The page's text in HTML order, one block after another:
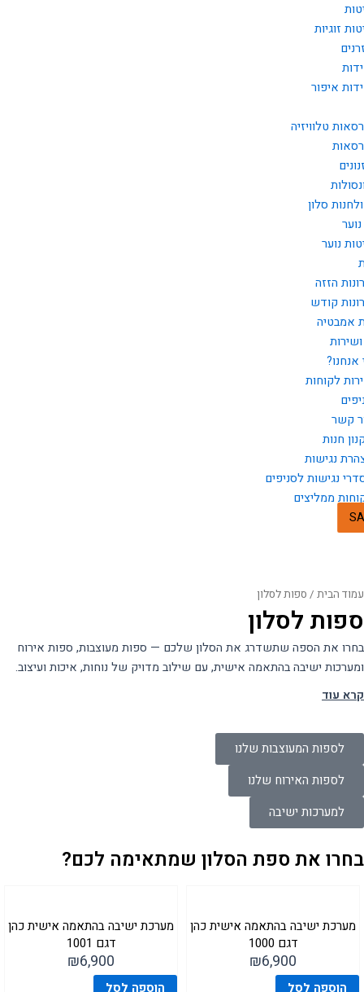
זוגיות
איפור
טלוויזיה
סלון
נוער
הזזה
קודש
אמבטיה
אנחנו?
לקוחות
קשר
חנות
נגישות
נגישות לסניפים
ממליצים
עמוד הבית / ספות לסלון
ספות לסלון
בחרו את הספה שתשדרג את הסלון שלכם — ספות מעוצבות, ספות אירוח
ומערכות ישיבה בהתאמה אישית, עם שילוב מדויק של נוחות, איכות ועיצוב.
קרא עוד
לספות המעוצבות שלנו
לספות האירוח שלנו
למערכות ישיבה
בחרו את ספת הסלון שמתאימה לכם?
מערכת ישיבה בהתאמה אישית כהן
דגם 1000
₪6,900
הוספה לסל
מערכת ישיבה בהתאמה אישית כהן
דגם 1001
₪6,900
הוספה לסל